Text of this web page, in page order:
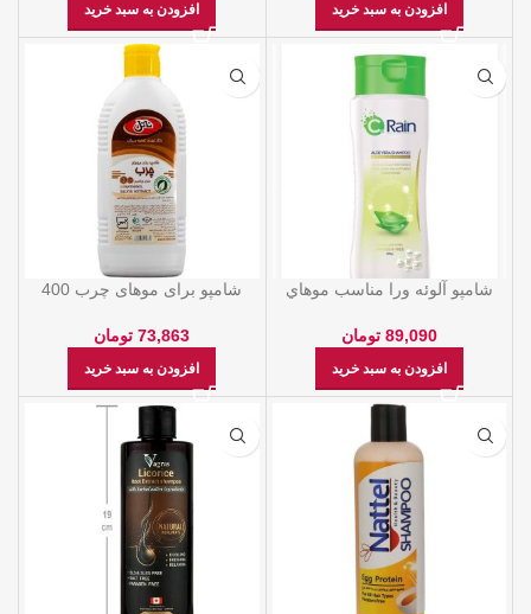
افزودن به سبد خرید افزودن به سبد خرید
شامپو آلوئه ورا مناسب موهاي
89,090 تومان
افزودن به سبد خرید
شامپو برای موهای چرب 400
73,863 تومان
افزودن به سبد خرید